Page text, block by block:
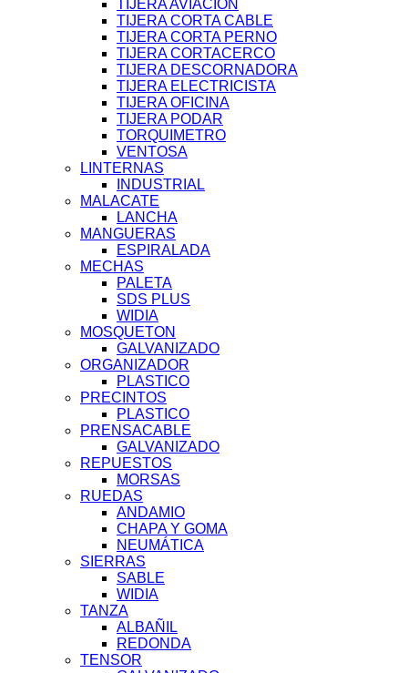
TIJERA AVIACION
TIJERA CORTA CABLE
TIJERA CORTA PERNO
TIJERA CORTACERCO
TIJERA DESCORNADORA
TIJERA ELECTRICISTA
TIJERA OFICINA
TIJERA PODAR
TORQUIMETRO
VENTOSA
LINTERNAS
INDUSTRIAL
MALACATE
LANCHA
MANGUERAS
ESPIRALADA
MECHAS
PALETA
SDS PLUS
WIDIA
MOSQUETON
GALVANIZADO
ORGANIZADOR
PLASTICO
PRECINTOS
PLASTICO
PRENSACABLE
GALVANIZADO
REPUESTOS
MORSAS
RUEDAS
ANDAMIO
CHAPA Y GOMA
NEUMÁTICA
SIERRAS
SABLE
WIDIA
TANZA
ALBAÑIL
REDONDA
TENSOR